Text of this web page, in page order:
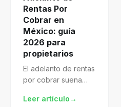
Rentas Por
Cobrar en
México: guía
2026 para
propietarios
El adelanto de rentas
por cobrar suena
gestionado te
Leer artículo→